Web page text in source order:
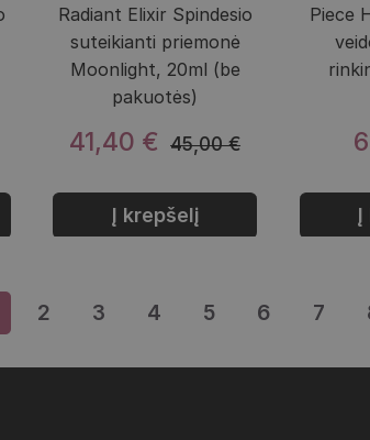
Radiant Elixir Spindesio
suteikianti priemonė
Moonlight, 20ml (be
pakuotės)
41,40 € 45,00 €
Į krepšelį
Piece
Į
Puslapis
2 Puslapis
3 Puslapis
4 Puslapis
5 Puslapis
6 7